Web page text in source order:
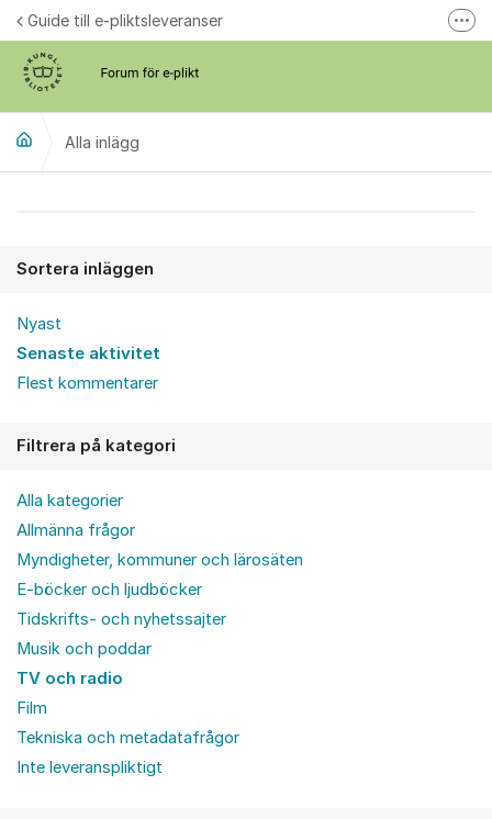
Hoppa till innehåll
Guide till e-pliktsleveranser
Alla inlägg
Sortera inläggen
Nyast
Senaste aktivitet
Flest kommentarer
Filtrera på kategori
Alla kategorier
Allmänna frågor
Myndigheter, kommuner och lärosäten
E-böcker och ljudböcker
Tidskrifts- och nyhetssajter
Musik och poddar
TV och radio
Film
Tekniska och metadatafrågor
Inte leveranspliktigt